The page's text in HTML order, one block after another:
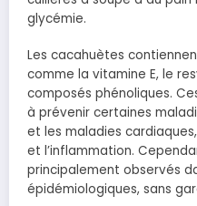
glycémie.
Les cacahuètes
comme la vitamine E, le
composés phénoliques.
à prévenir certaines
et les maladies
et l’inflammation.
principalement observés
épidémiologiques, sans